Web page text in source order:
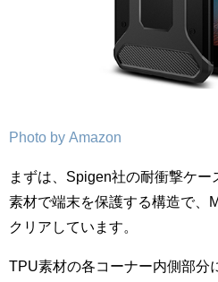
Photo by Amazon
まずは、Spigen社の耐衝撃ケ
素材で端末を保護する構造で、
クリアしています。
TPU素材の各コーナー内側部分